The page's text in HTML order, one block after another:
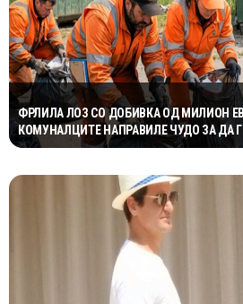
ФРЛИЛА ЛОЗ СО ДОБИВКА ОД МИЛИОН
КОМУНАЛЦИТЕ НАПРАВИЛЕ ЧУДО ЗА ДА